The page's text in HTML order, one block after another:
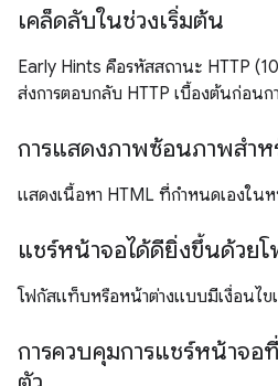
เคล็ดลับในช่วงเริ่มต้น
Early Hints คือรหัสสถานะ HTTP
ส่งการตอบกลับ HTTP เบื้องต้นก่อน
การแสดงภาพซ้อนภาพสำ
แสดงเนื้อหา HTML ที่กำหนดเองในห
แชร์หน้าจอได้ดียิ่งขึ้นด้วย
โฟกัสแท็บหรือหน้าต่างแบบมีเงื่อนไข
การควบคุมการแชร์หน้าจอ